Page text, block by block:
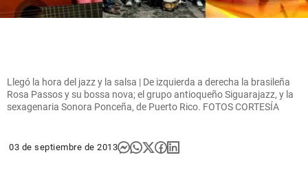
Llegó la hora del jazz y la salsa | De izquierda a derecha la brasileña
Rosa Passos y su bossa nova; el grupo antioqueño Siguarajazz, y la
sexagenaria Sonora Ponceña, de Puerto Rico. FOTOS CORTESÍA
03 de septiembre de 2013